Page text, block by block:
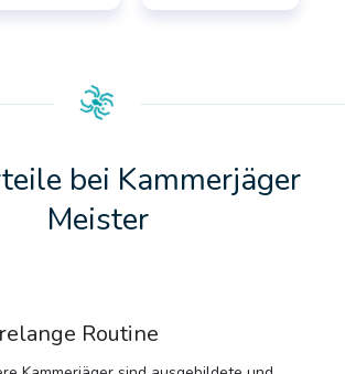
bei Kammerjäger
Meister
Routine